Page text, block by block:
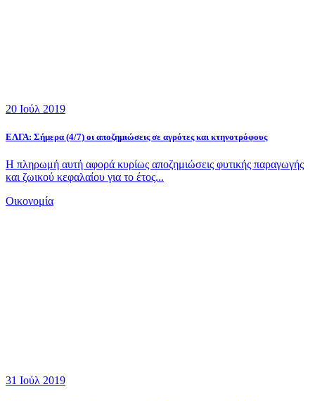
20 Ιούλ 2019
ΕΛΓΑ: Σήμερα (4/7) οι αποζημιώσεις σε αγρότες και κτηνοτρόφους
Η πληρωμή αυτή αφορά κυρίως αποζημιώσεις φυτικής παραγωγής
και ζωικού κεφαλαίου για το έτος...
Οικονομία
31 Ιούλ 2019